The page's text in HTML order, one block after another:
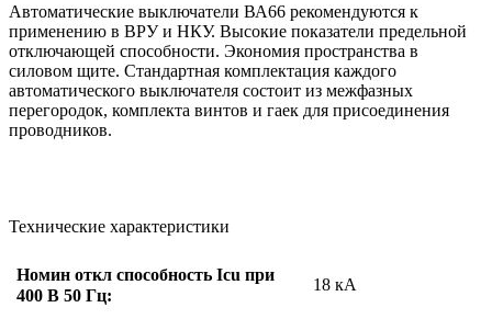
Автоматические выключатели ВА66 рекомендуются к
применению в ВРУ и НКУ. Высокие показатели предельной
отключающей способности. Экономия пространства в
силовом щите. Стандартная комплектация каждого
автоматического выключателя состоит из межфазных
перегородок, комплекта винтов и гаек для присоединения
проводников.
Технические характеристики
Номин откл способность Icu при
400 В 50 Гц:
18 кА